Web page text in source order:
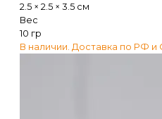
2.5 × 2.5 × 3.5 см
Вес
10 гр
В наличии. Доставка по РФ и